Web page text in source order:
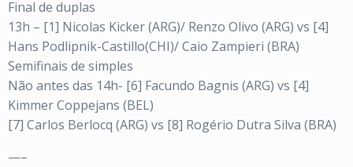
Final de duplas
13h – [1] Nicolas Kicker (ARG)/ Renzo Olivo (ARG) vs [4]
Hans Podlipnik-Castillo(CHI)/ Caio Zampieri (BRA)
Semifinais de simples
Não antes das 14h- [6] Facundo Bagnis (ARG) vs [4]
Kimmer Coppejans (BEL)
[7] Carlos Berlocq (ARG) vs [8] Rogério Dutra Silva (BRA)
—–